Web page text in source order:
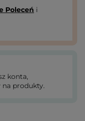
Poleceń i
konta,
produkty.